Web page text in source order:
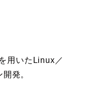
用いたLinux／
発。